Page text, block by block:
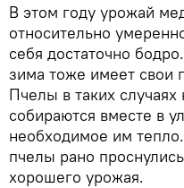
В этом году урожай
относительно
себя достаточно
зима тоже имеет свои
Пчелы в таких случаях
собираются вместе в
необходимое им
пчелы рано
хорошего урожая.